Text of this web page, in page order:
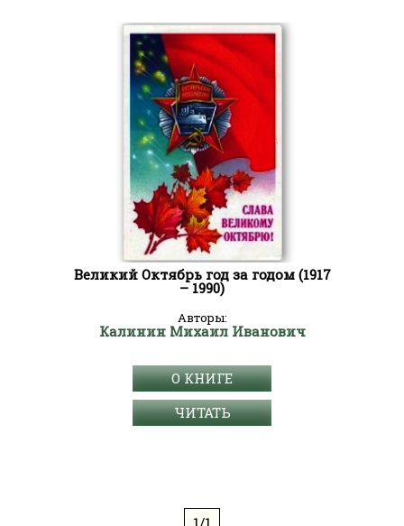
Великий Октябрь год за годом (1917
– 1990)
Авторы:
Калинин Михаил Иванович
О КНИГЕ
ЧИТАТЬ